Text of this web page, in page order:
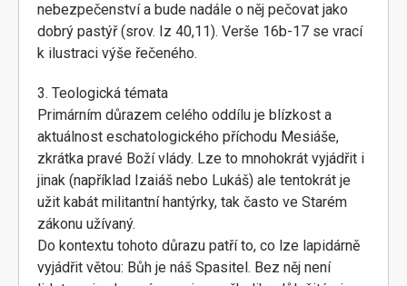
nebezpečenství a bude nadále o něj pečovat jako
dobrý pastýř (srov. Iz 40,11). Verše 16b-17 se vrací
k ilustraci výše řečeného.
3. Teologická témata
Primárním důrazem celého oddílu je blízkost a
aktuálnost eschatologického příchodu Mesiáše,
zkrátka pravé Boží vlády. Lze to mnohokrát vyjádřit i
jinak (například Izaiáš nebo Lukáš) ale tentokrát je
užit kabát militantní hantýrky, tak často ve Starém
zákonu užívaný.
Do kontextu tohoto důrazu patří to, co lze lapidárně
vyjádřit větou: Bůh je náš Spasitel. Bez něj není